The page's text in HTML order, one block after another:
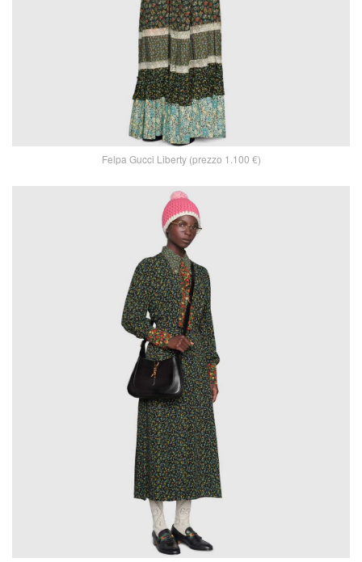
Felpa Gucci Liberty (prezzo 1.100 €)